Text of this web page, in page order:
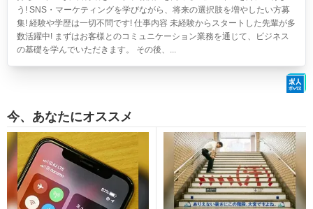
う! SNS・マーケティングを学びながら、将来の選択肢を増やしたい方募
集! 経験や学歴は一切不問です! 仕事内容 未経験からスタートした先輩が多
数活躍中! まずはお客様とのコミュニケーション業務を通じて、ビジネス
の基礎を学んでいただきます。 その後、...
今、あなたにオススメ